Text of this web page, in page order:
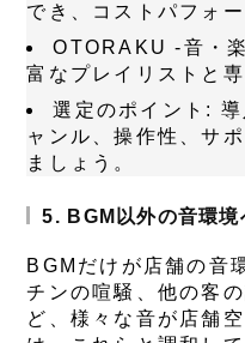
でき、コストパフォ
OTORAKU -音・
富なプレイリストと
選定のポイント:
ャンル、操作性、サ
ましょう。
5. BGM以外の音環境
BGMだけが店舗の音
チンの喧騒、他の客
ど、様々な音が店舗